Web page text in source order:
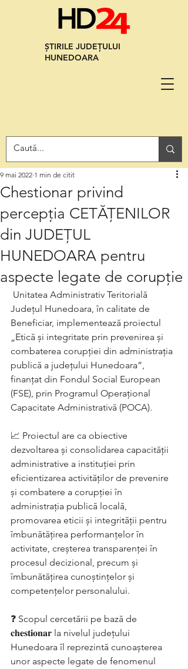
ȘTIRILE JUDEȚULUI
HUNEDOARA
Chestionar privind
percepția CETĂȚENILOR
din JUDEȚUL
HUNEDOARA pentru
aspecte legate de corupție
9 mai 2022 1 min de citit
Județul Hunedoara, în calitate de
Beneficiar, implementează proiectul
„Etică și integritate prin prevenirea și
combaterea corupției din administrația
publică a județului Hunedoara”,
finanțat din Fondul Social European
(FSE), prin Programul Operațional
Capacitate Administrativă (POCA).
📈 Proiectul are ca obiective
dezvoltarea și consolidarea capacității
administrative a instituției prin
eficientizarea activităților de prevenire
și combatere a corupției în
administrația publică locală,
promovarea eticii și integrității pentru
îmbunătățirea performanțelor în
activitate, creșterea transparenței în
procesul decizional, precum și
îmbunătățirea cunoștințelor și
competențelor personalului.
❓ Scopul cercetării pe bază de
𝐜𝐡𝐞𝐬𝐭𝐢𝐨𝐧𝐚𝐫 la nivelul județului
Hunedoara îl reprezintă cunoașterea
unor aspecte legate de fenomenul